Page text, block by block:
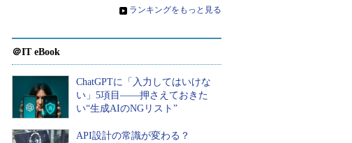
» ランキングをもっと見る
＠IT eBook
ChatGPTに「入力してはいけな
い」5項目――押さえておきた
い“生成AIのNGリスト”
API設計の常識が変わる？